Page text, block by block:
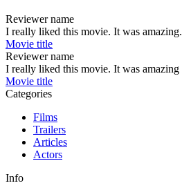
Reviewer name
I really liked this movie. It was amazing.
Movie title
Reviewer name
I really liked this movie. It was amazing
Movie title
Categories
Films
Trailers
Articles
Actors
Info